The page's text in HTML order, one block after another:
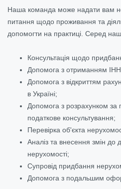
Наша команда може надати вам не
питання щодо проживання та
допомогти на практиці. Серед
Консультація щодо
Допомога з отриманням ІНН
Допомога з відкриттям
в Україні;
Допомога з розрахунком за
податкове консультування;
Перевірка об'єкта
Аналіз та внесення змін до
нерухомості;
Супровід придбання
Допомога з подальшим